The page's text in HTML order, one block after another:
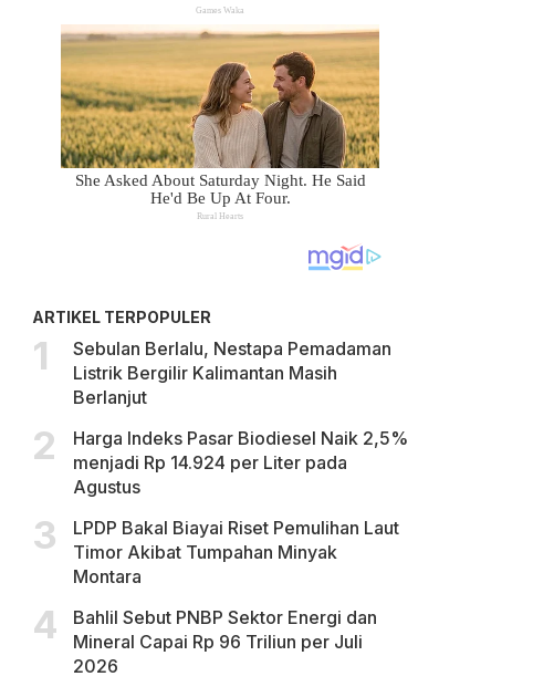
ARTIKEL TERPOPULER
Sebulan Berlalu, Nestapa Pemadaman
Listrik Bergilir Kalimantan Masih
Berlanjut
Harga Indeks Pasar Biodiesel Naik 2,5%
menjadi Rp 14.924 per Liter pada
Agustus
LPDP Bakal Biayai Riset Pemulihan Laut
Timor Akibat Tumpahan Minyak
Montara
Bahlil Sebut PNBP Sektor Energi dan
Mineral Capai Rp 96 Triliun per Juli
2026